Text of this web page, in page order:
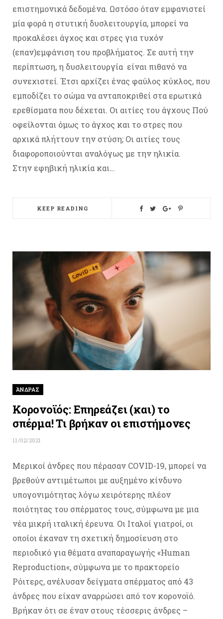
επιστημονικά δεδομένα. Ωστόσο όταν εμφανιστεί
μία φορά η στυτική δυσλειτουργία, μπορεί να
προκαλέσει άγχος και στρες για τυχόν
(επαν)εμφάνιση του προβλήματος. Σε αυτή την
περίπτωση, η δυσλειτουργία είναι πιθανό να
συνεχιστεί. Έτσι αρχίζει ένας φαύλος κύκλος, που
εμποδίζει το σώμα να ανταποκριθεί στα ερωτικά
ερεθίσματα που δέχεται. Οι αιτίες του άγχους Πού
οφείλονται όμως το άγχος και το στρες που
αρχικά πλήττουν την στύση; Οι αιτίες τους
διαφοροποιούνται αναλόγως με την ηλικία.
Στην εφηβική ηλικία και…
KEEP READING
ΆΝΔΡΑΣ
Κορονοϊός: Επηρεάζει (και) το
σπέρμα! Τι βρήκαν οι επιστήμονες
11/02/2021
Μερικοί άνδρες που πέρασαν COVID-19, μπορεί να
βρεθούν αντιμέτωποι με αυξημένο κίνδυνο
υπογονιμότητας λόγω χειρότερης πλέον
ποιότητας του σπέρματος τους, σύμφωνα με μια
νέα μικρή ιταλική έρευνα. Οι Ιταλοί γιατροί, οι
οποίοι έκαναν τη σχετική δημοσίευση στο
περιοδικό για θέματα αναπαραγωγής «Human
Reproduction«, σύμφωνα με το πρακτορείο
Ρόιτερς, ανέλυσαν δείγματα σπέρματος από 43
άνδρες που είχαν αναρρώσει από τον κορονοϊό.
Βρήκαν ότι σε έναν στους τέσσερις άνδρες –